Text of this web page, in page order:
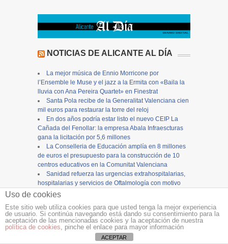
NOTICIAS DE ALICANTE AL DÍA
La mejor música de Ennio Morricone por
l’Ensemble le Muse y el jazz a la Ermita con «Baila la
lluvia con Ana Pereira Quartet» en Finestrat
Santa Pola recibe de la Generalitat Valenciana cien
mil euros para restaurar la torre del reloj
En dos años podría estar listo el nuevo CEIP La
Cañada del Fenollar: la empresa Abala Infraescturas
gana la licitación por 5,6 millones
La Conselleria de Educación amplía en 8 millones
de euros el presupuesto para la construcción de 10
centros educativos en la Comunitat Valenciana
Sanidad refuerza las urgencias extrahospitalarias,
hospitalarias y servicios de Oftalmología con motivo
del eclipse solar
Urbanismo en Alicante y reclama más personal para
evitar el bloqueo de inversiones
El eclipse solar del 12 de agosto no se verá
plenamente desde Alicante: Estas son las opciones
Uso de cookies
Este sitio web utiliza cookies para que usted tenga la mejor experiencia
de usuario. Si continúa navegando está dando su consentimiento para la
aceptación de las mencionadas cookies y la aceptación de nuestra
política de cookies, pinche el enlace para mayor información
ACEPTAR